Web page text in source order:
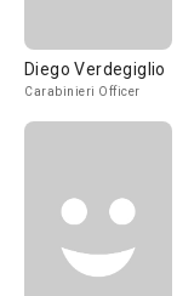
Diego Verdegiglio
Carabinieri Officer